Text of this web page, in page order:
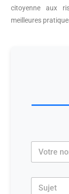
citoyenne aux
meilleures
N
m
S